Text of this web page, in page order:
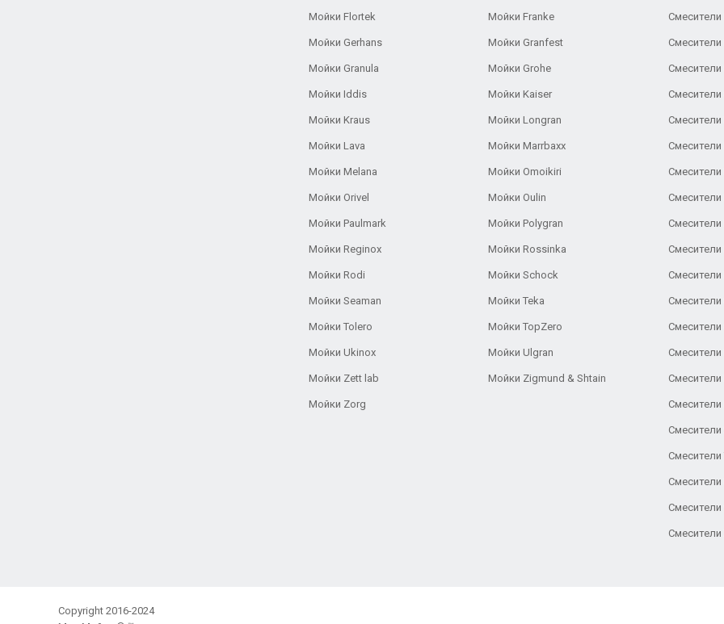
Мойки Flortek Мойки Franke
Мойки Gerhans Мойки Granfest
Мойки Granula Мойки Grohe
Мойки Iddis Мойки Kaiser
Мойки Kraus Мойки Longran
Мойки Lava Мойки Marrbaxx
Мойки Melana Мойки Omoikiri
Мойки Orivel Мойки Oulin
Мойки Paulmark Мойки Polygran
Мойки Reginox Мойки Rossinka
Мойки Rodi Мойки Schock
Мойки Seaman Мойки Teka
Мойки Tolero Мойки TopZero
Мойки Ukinox Мойки Ulgran
Мойки Zett lab Мойки Zigmund & Shtain
Мойки Zorg
Смесители
Смесители
Смесители
Смесители
Смесители
Смесители
Смесители
Смесители
Смесители
Смесители
Смесители
Смесители
Смесители
Смесители
Смесители
Смесители
Смесители
Смесители
Смесители
Смесители
Copyright 2016-2024